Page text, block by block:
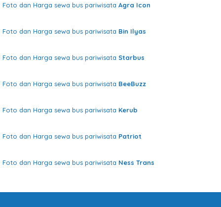
Foto dan Harga sewa bus pariwisata Agra Icon
Foto dan Harga sewa bus pariwisata Bin Ilyas
Foto dan Harga sewa bus pariwisata Starbus
Foto dan Harga sewa bus pariwisata BeeBuzz
Foto dan Harga sewa bus pariwisata Kerub
Foto dan Harga sewa bus pariwisata Patriot
Foto dan Harga sewa bus pariwisata Ness Trans